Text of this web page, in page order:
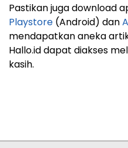
Pastikan juga download
Playstore (Android) dan
mendapatkan aneka
Hallo.id dapat diakses
kasih.